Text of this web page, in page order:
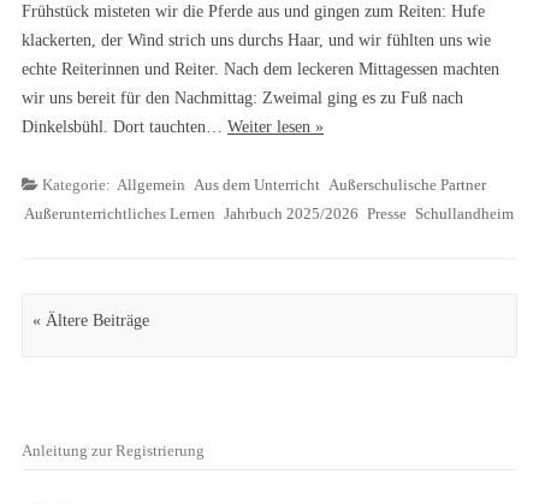
Frühstück misteten wir die Pferde aus und gingen zum Reiten: Hufe
klackerten, der Wind strich uns durchs Haar, und wir fühlten uns wie
echte Reiterinnen und Reiter. Nach dem leckeren Mittagessen machten
wir uns bereit für den Nachmittag: Zweimal ging es zu Fuß nach
Dinkelsbühl. Dort tauchten… Weiter lesen »
Kategorie: Allgemein Aus dem Unterricht Außerschulische Partner
Außerunterrichtliches Lernen Jahrbuch 2025/2026 Presse Schullandheim
Artikel Navigation
« Ältere Beiträge
Anleitung zur Registrierung